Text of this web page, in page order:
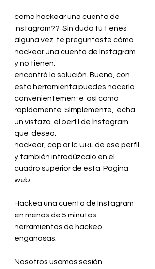
como hackear una cuenta de
Instagram??  Sin duda tú tienes
alguna vez  te preguntaste cómo
hackear una cuenta de Instagram
y no tienen.
encontró la solución. Bueno, con
esta herramienta puedes hacerlo
convenientemente  así como
rápidamente. Simplemente,  echa
un vistazo  el perfil de Instagram
que  deseo.
hackear, copiar la URL de ese perfil
y también introdúzcalo en el
cuadro superior de esta  Página
web.
Hackea una cuenta de Instagram
en menos de 5 minutos:
herramientas de hackeo
engañosas.
Nosotros usamos sesión